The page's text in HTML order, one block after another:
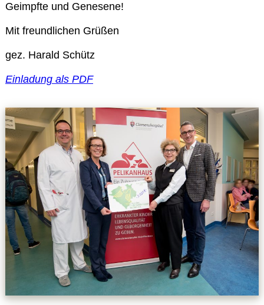
Geimpfte und Genesene!
Mit freundlichen Grüßen
gez. Harald Schütz
Einladung als PDF